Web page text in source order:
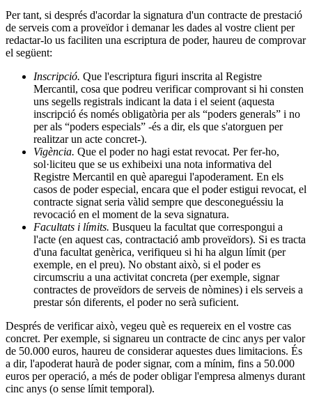
Per tant, si després d'acordar la signatura d'un contracte de prestació
de serveis com a proveïdor i demanar les dades al vostre client per
redactar-lo us faciliten una escriptura de poder, haureu de comprovar
el següent:
Inscripció. Que l'escriptura figuri inscrita al Registre
Mercantil, cosa que podreu verificar comprovant si hi consten
uns segells registrals indicant la data i el seient (aquesta
inscripció és només obligatòria per als “poders generals” i no
per als “poders especials” -és a dir, els que s'atorguen per
realitzar un acte concret-).
Vigència. Que el poder no hagi estat revocat. Per fer-ho,
sol·liciteu que se us exhibeixi una nota informativa del
Registre Mercantil en què aparegui l'apoderament. En els
casos de poder especial, encara que el poder estigui revocat, el
contracte signat seria vàlid sempre que desconeguéssiu la
revocació en el moment de la seva signatura.
Facultats i límits. Busqueu la facultat que correspongui a
l'acte (en aquest cas, contractació amb proveïdors). Si es tracta
d'una facultat genèrica, verifiqueu si hi ha algun límit (per
exemple, en el preu). No obstant això, si el poder es
circumscriu a una activitat concreta (per exemple, signar
contractes de proveïdors de serveis de nòmines) i els serveis a
prestar són diferents, el poder no serà suficient.
Després de verificar això, vegeu què es requereix en el vostre cas
concret. Per exemple, si signareu un contracte de cinc anys per valor
de 50.000 euros, haureu de considerar aquestes dues limitacions. És
a dir, l'apoderat haurà de poder signar, com a mínim, fins a 50.000
euros per operació, a més de poder obligar l'empresa almenys durant
cinc anys (o sense límit temporal).